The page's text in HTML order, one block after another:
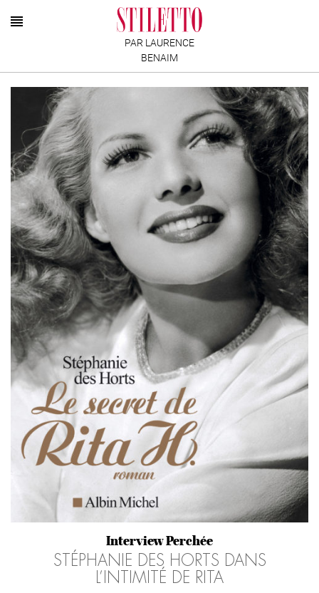
PAR LAURENCE
BENAIM
Interview Perchée
STÉPHANIE DES HORTS DANS
L’INTIMITÉ DE RITA